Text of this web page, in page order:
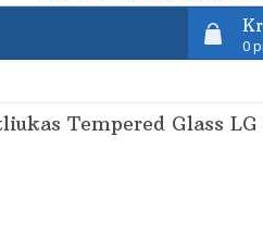
0
Tempered Glass LG